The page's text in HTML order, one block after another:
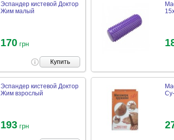
Эспандер кистевой Доктор
Жим малый
170 грн
Купить
Эспандер кистевой Доктор
Жим взрослый
193 грн